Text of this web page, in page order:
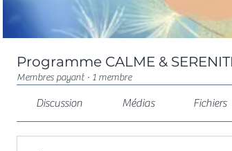
Programme CALME &
Membres payant · 1 membre
Discussion Médias Fichiers